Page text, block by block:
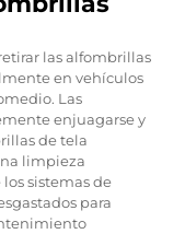
las alfombrillas
en vehículos
Las
enjuagarse y
de tela
limpieza
sistemas de
para